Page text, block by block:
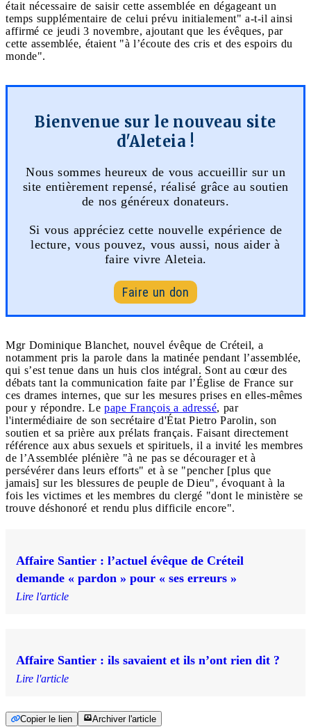
était nécessaire de saisir cette assemblée en dégageant un
temps supplémentaire de celui prévu initialement" a-t-il ainsi
affirmé ce jeudi 3 novembre, ajoutant que les évêques, par
cette assemblée, étaient "à l’écoute des cris et des espoirs du
monde".
Bienvenue sur le nouveau site
d'Aleteia !
Nous sommes heureux de vous accueillir sur un
site entièrement repensé, réalisé grâce au soutien
de nos généreux donateurs.
Si vous appréciez cette nouvelle expérience de
lecture, vous pouvez, vous aussi, nous aider à
faire vivre Aleteia.
Faire un don
Mgr Dominique Blanchet, nouvel évêque de Créteil, a
notamment pris la parole dans la matinée pendant l’assemblée,
qui s’est tenue dans un huis clos intégral. Sont au cœur des
débats tant la communication faite par l’Église de France sur
ces drames internes, que sur les mesures prises en elles-mêmes
pour y répondre. Le pape François a adressé, par
l'intermédiaire de son secrétaire d'État Pietro Parolin, son
soutien et sa prière aux prélats français. Faisant directement
référence aux abus sexuels et spirituels, il a invité les membres
de l’Assemblée plénière "à ne pas se décourager et à
persévérer dans leurs efforts" et à se "pencher [plus que
jamais] sur les blessures de peuple de Dieu", évoquant à la
fois les victimes et les membres du clergé "dont le ministère se
trouve déshonoré et rendu plus difficile encore".
Affaire Santier : l’actuel évêque de Créteil
demande « pardon » pour « ses erreurs »
Lire l'article
Affaire Santier : ils savaient et ils n’ont rien dit ?
Lire l'article
Copier le lien Archiver l'article